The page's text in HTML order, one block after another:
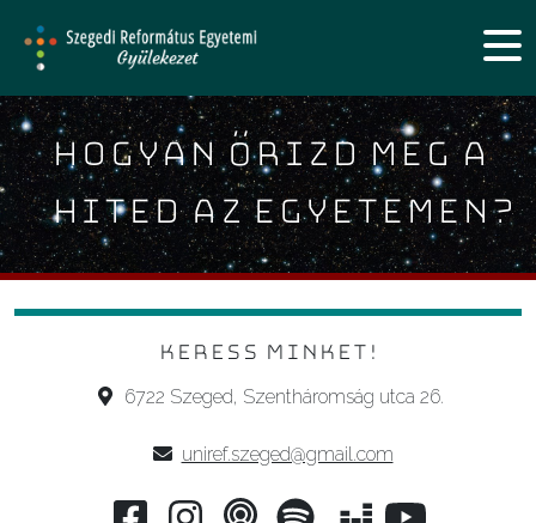
HOGYAN ŐRIZD MEG A
HITED AZ EGYETEMEN?
KERESS MINKET!
6722 Szeged, Szentháromság utca 26.
uniref.szeged@gmail.com